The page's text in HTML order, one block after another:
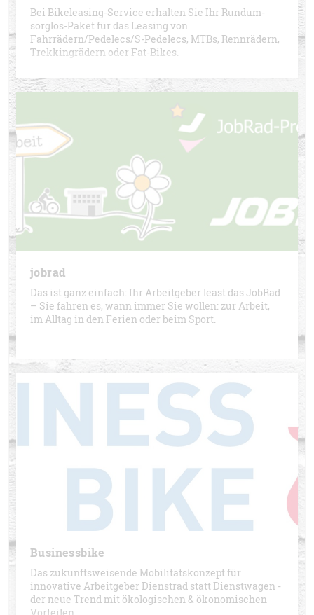
Bei Bikeleasing-Service erhalten Sie Ihr Rundum-
sorglos-Paket für das Leasing von
Fahrrädern/Pedelecs/S-Pedelecs, MTBs, Rennrädern,
Trekkingrädern oder Fat-Bikes.
jobrad
Das ist ganz einfach: Ihr Arbeitgeber least das JobRad
– Sie fahren es, wann immer Sie wollen: zur Arbeit,
im Alltag in den Ferien oder beim Sport.
Businessbike
Das zukunftsweisende Mobilitätskonzept für
innovative Arbeitgeber Dienstrad statt Dienstwagen -
der neue Trend mit ökologischen & ökonomischen